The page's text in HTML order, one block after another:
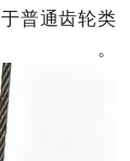
普通齿轮类